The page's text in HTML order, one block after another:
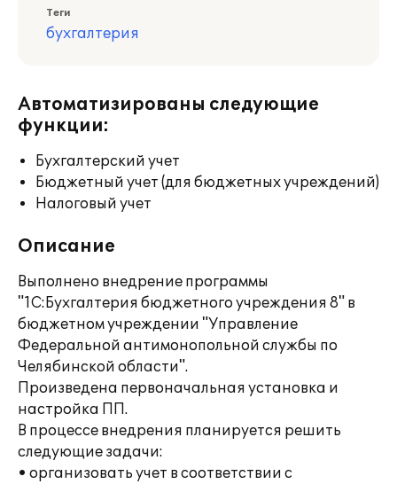
Теги
бухгалтерия
Автоматизированы следующие
функции:
Бухгалтерский учет
Бюджетный учет (для бюджетных учреждений)
Налоговый учет
Описание
Выполнено внедрение программы
"1С:Бухгалтерия бюджетного учреждения 8" в
бюджетном учреждении "Управление
Федеральной антимонопольной службы по
Челябинской области".
Произведена первоначальная установка и
настройка ПП.
В процессе внедрения планируется решить
следующие задачи:
• организовать учет в соответствии с